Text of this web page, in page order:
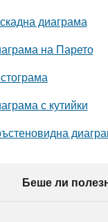
диаграма
на Парето
с кутийки
Беше ли